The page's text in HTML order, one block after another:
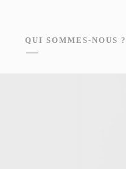
QUI SOMMES-NOUS ?